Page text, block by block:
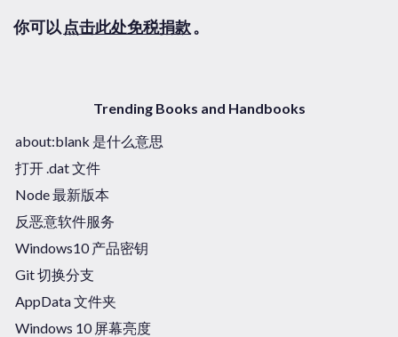
你可以 点击此处免税捐款。
Trending Books and Handbooks
about:blank 是什么意思
打开 .dat 文件
Node 最新版本
反恶意软件服务
Windows10 产品密钥
Git 切换分支
AppData 文件夹
Windows 10 屏幕亮度